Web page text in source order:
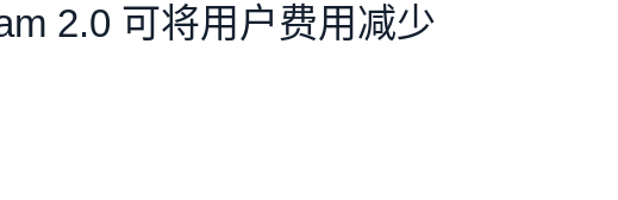
2.0 可将用户费用减少